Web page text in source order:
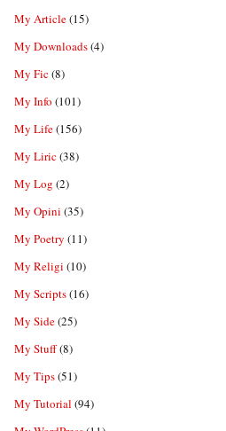
My Article(15)
My Downloads(4)
My Fic(8)
My Info (101)
My Life(156)
My Liric(38)
My Log (2)
My Opini (35)
My Poetry (11)
My Religi (10)
My Scripts(16)
My Side(25)
My Stuff(8)
My Tips(51)
My Tutorial (94)